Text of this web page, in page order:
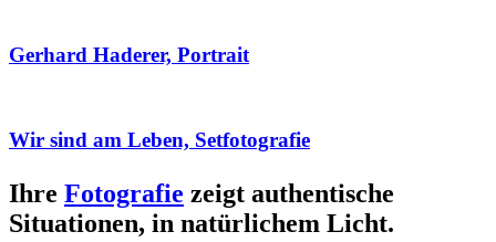
Gerhard Haderer, Portrait
Wir sind am Leben, Setfotografie
Ihre Fotografie zeigt authentische
Situationen, in natürlichem Licht.